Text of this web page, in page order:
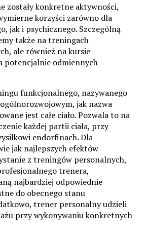
zostały konkretne aktywności,
korzyści zarówno dla
jak i psychicznego. Szczególną
także na treningach
ale również na kursie
potencjalnie odmiennych
funkcjonalnego, nazywanego
jak nazwa
jest całe ciało. Pozwala to na
każdej partii ciała, przy
endorfinach. Dla
jak najlepszych efektów
z treningów personalnych,
trenera,
najbardziej odpowiednie
do obecnego stanu
trener personalny udzieli
przy wykonywaniu konkretnych